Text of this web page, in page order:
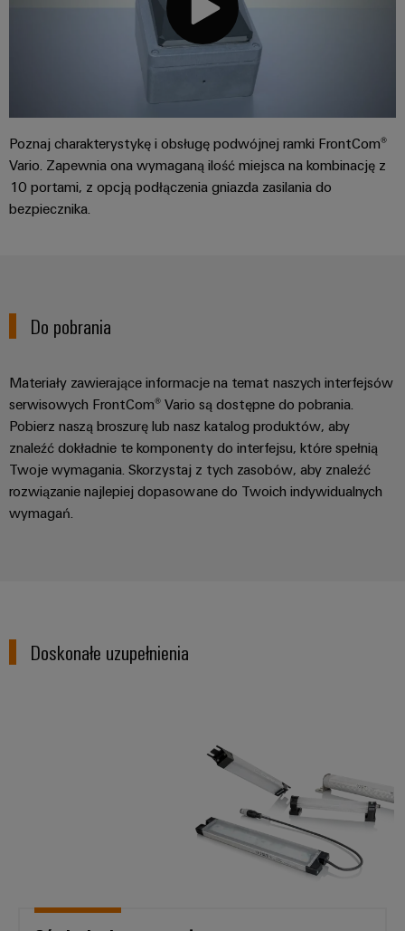
Poznaj charakterystykę i obsługę podwójnej ramki FrontCom®
Vario. Zapewnia ona wymaganą ilość miejsca na kombinację z
10 portami, z opcją podłączenia gniazda zasilania do
bezpiecznika.
Do pobrania
Materiały zawierające informacje na temat naszych interfejsów
serwisowych FrontCom® Vario są dostępne do pobrania.
Pobierz naszą broszurę lub nasz katalog produktów, aby
znaleźć dokładnie te komponenty do interfejsu, które spełnią
Twoje wymagania. Skorzystaj z tych zasobów, aby znaleźć
rozwiązanie najlepiej dopasowane do Twoich indywidualnych
wymagań.
Doskonałe uzupełnienia